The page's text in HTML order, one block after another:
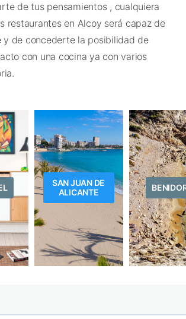
de tus pensamientos , cualquiera
restaurantes en Alcoy será capaz de
y de concederte la posibilidad de
con una cocina ya con varios
SAN JUAN DE
ALICANTE